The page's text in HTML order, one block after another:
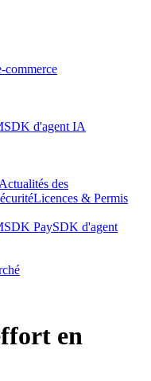
commerce
SDK d'agent IA
Actualités des
Licences & Permis
SDK PaySDK d'agent
en